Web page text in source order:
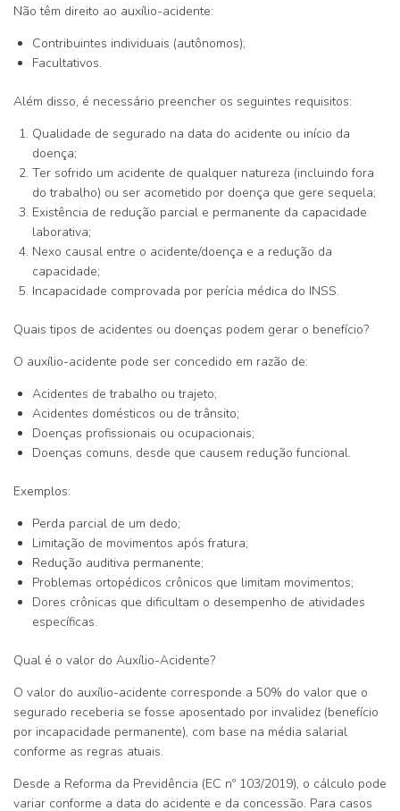
Não têm direito ao auxílio-acidente:
Contribuintes individuais (autônomos);
Facultativos.
Além disso, é necessário preencher os seguintes requisitos:
Qualidade de segurado na data do acidente ou início da
doença;
Ter sofrido um acidente de qualquer natureza (incluindo fora
do trabalho) ou ser acometido por doença que gere sequela;
Existência de redução parcial e permanente da capacidade
laborativa;
Nexo causal entre o acidente/doença e a redução da
capacidade;
Incapacidade comprovada por perícia médica do INSS.
Quais tipos de acidentes ou doenças podem gerar o benefício?
O auxílio-acidente pode ser concedido em razão de:
Acidentes de trabalho ou trajeto;
Acidentes domésticos ou de trânsito;
Doenças profissionais ou ocupacionais;
Doenças comuns, desde que causem redução funcional.
Exemplos:
Perda parcial de um dedo;
Limitação de movimentos após fratura;
Redução auditiva permanente;
Problemas ortopédicos crônicos que limitam movimentos;
Dores crônicas que dificultam o desempenho de atividades
específicas.
Qual é o valor do Auxílio-Acidente?
O valor do auxílio-acidente corresponde a 50% do valor que o
segurado receberia se fosse aposentado por invalidez (benefício
por incapacidade permanente), com base na média salarial
conforme as regras atuais.
Desde a Reforma da Previdência (EC nº 103/2019), o cálculo pode
variar conforme a data do acidente e da concessão. Para casos